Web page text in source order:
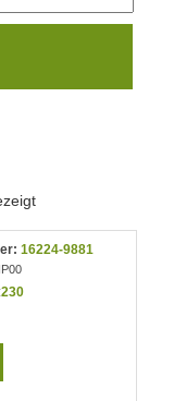
16224-9881
230